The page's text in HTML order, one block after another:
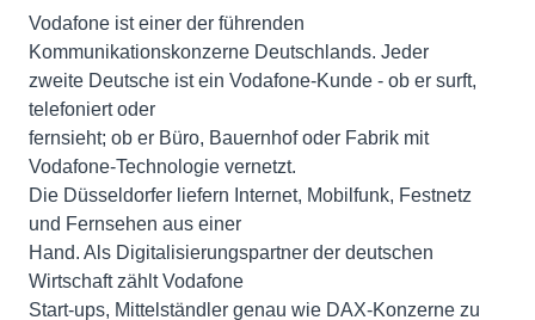
Vodafone ist einer der führenden
Kommunikationskonzerne Deutschlands. Jeder
zweite Deutsche ist ein Vodafone-Kunde - ob er surft,
telefoniert oder
fernsieht; ob er Büro, Bauernhof oder Fabrik mit
Vodafone-Technologie vernetzt.
Die Düsseldorfer liefern Internet, Mobilfunk, Festnetz
und Fernsehen aus einer
Hand. Als Digitalisierungspartner der deutschen
Wirtschaft zählt Vodafone
Start-ups, Mittelständler genau wie DAX-Konzerne zu